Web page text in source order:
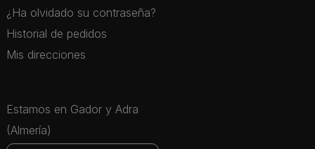
¿Ha olvidado su contraseña?
Historial de pedidos
Mis direcciones
Estamos en Gador y Adra
(Almería)